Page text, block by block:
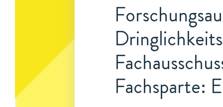
Fachsparte: